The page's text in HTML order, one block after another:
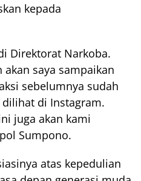
kepada
Direktorat Narkoba.
saya sampaikan
sebelumnya sudah
di Instagram.
juga akan kami
Sumpono.
atas kepedulian